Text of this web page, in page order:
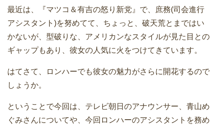
最近は、『マツコ＆有吉の怒り新党』で、庶務(司会進行
アシスタント)を努めてて、ちょっと、破天荒とまではい
かないが、型破りな、アメリカンなスタイルが見た目との
ギャップもあり、彼女の人気に火をつけてきています。
はてさて、ロンハーでも彼女の魅力がさらに開花するので
しょうか。
ということで今回は、テレビ朝日のアナウンサー、青山め
ぐみさんについてや、今回ロンハーのアシスタントを務め